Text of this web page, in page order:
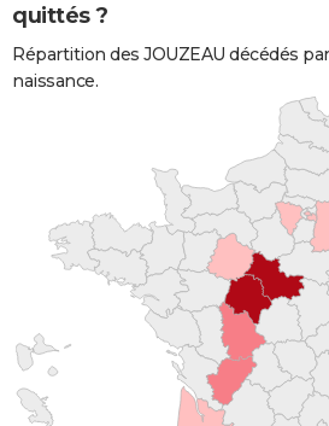
quittés ?
Répartition des JOUZEAU décédés
naissance.